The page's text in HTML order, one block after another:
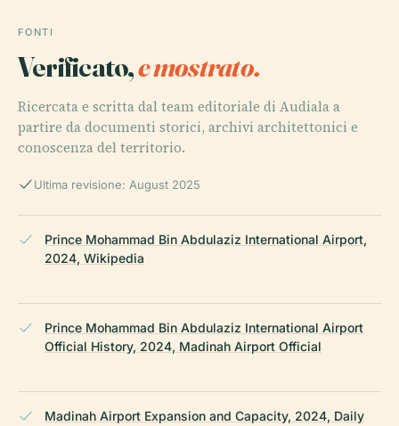
FONTI
Verificato,e mostrato.
Ricercata e scritta dal team editoriale di Audiala a
partire da documenti storici, archivi architettonici e
conoscenza del territorio.
Ultima revisione: August 2025
Prince Mohammad Bin Abdulaziz International Airport,
2024, Wikipedia
Prince Mohammad Bin Abdulaziz International Airport
Official History, 2024, Madinah Airport Official
Madinah Airport Expansion and Capacity, 2024, Daily